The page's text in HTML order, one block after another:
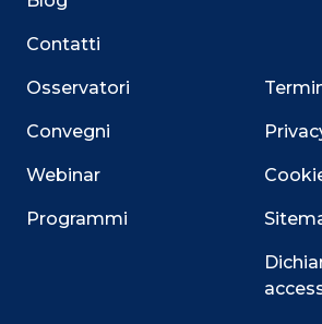
Contatti
Osservatori
Convegni
Webinar
Programmi